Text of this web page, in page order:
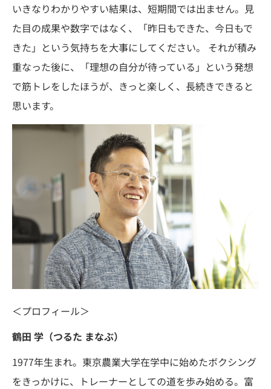
いきなりわかりやすい結果は、短期間では出ません。見
た目の成果や数字ではなく、「昨日もできた、今日もで
きた」という気持ちを大事にしてください。 それが積み
重なった後に、「理想の自分が待っている」という発想
で筋トレをしたほうが、きっと楽しく、長続きできると
思います。
＜プロフィール＞
鶴田 学（つるた まなぶ）
1977年生まれ。東京農業大学在学中に始めたボクシング
をきっかけに、トレーナーとしての道を歩み始める。富